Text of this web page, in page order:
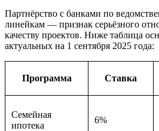
Партнёрство с банками по
линейкам — признак серьёзного
качеству проектов. Ниже таблица
актуальных на 1 сентября 2025 года:
Программа Ставка
Семейная
ипотека
6%